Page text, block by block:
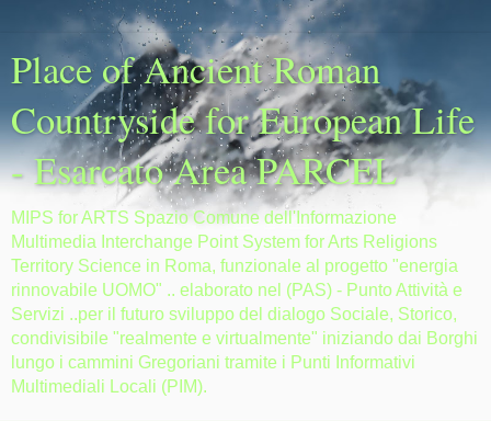
Place of Ancient Roman
Countryside for European Life
- Esarcato Area PARCEL
MIPS for ARTS Spazio Comune dell'Informazione
Multimedia Interchange Point System for Arts Religions
Territory Science in Roma, funzionale al progetto "energia
rinnovabile UOMO" .. elaborato nel (PAS) - Punto Attività e
Servizi ..per il futuro sviluppo del dialogo Sociale, Storico,
condivisibile "realmente e virtualmente" iniziando dai Borghi
lungo i cammini Gregoriani tramite i Punti Informativi
Multimediali Locali (PIM).